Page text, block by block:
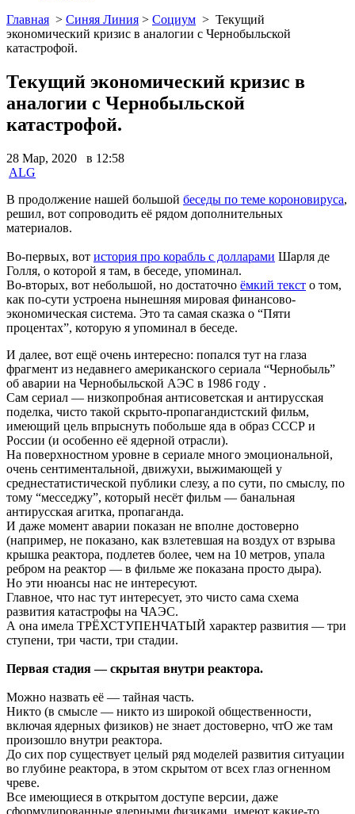
Главная > Синяя Линия > Социум > Текущий
экономический кризис в аналогии с Чернобыльской
катастрофой.
Текущий экономический кризис в
аналогии с Чернобыльской
катастрофой.
28 Мар, 2020 в 12:58
ALG
В продолжение нашей большой беседы по теме короновируса,
решил, вот сопроводить её рядом дополнительных
материалов.
Во-первых, вот история про корабль с долларами Шарля де
Голля, о которой я там, в беседе, упоминал.
Во-вторых, вот небольшой, но достаточно ёмкий текст о том,
как по-сути устроена нынешняя мировая финансово-
экономическая система. Это та самая сказка о “Пяти
процентах”, которую я упоминал в беседе.
И далее, вот ещё очень интересно: попался тут на глаза
фрагмент из недавнего американского сериала “Чернобыль”
об аварии на Чернобыльской АЭС в 1986 году .
Сам сериал — низкопробная антисоветская и антирусская
поделка, чисто такой скрыто-пропагандистский фильм,
имеющий цель впрыснуть побольше яда в образ СССР и
России (и особенно её ядерной отрасли).
На поверхностном уровне в сериале много эмоциональной,
очень сентиментальной, движухи, выжимающей у
среднестатистической публики слезу, а по сути, по смыслу, по
тому “месседжу”, который несёт фильм — банальная
антирусская агитка, пропаганда.
И даже момент аварии показан не вполне достоверно
(например, не показано, как взлетевшая на воздух от взрыва
крышка реактора, подлетев более, чем на 10 метров, упала
ребром на реактор — в фильме же показана просто дыра).
Но эти нюансы нас не интересуют.
Главное, что нас тут интересует, это чисто сама схема
развития катастрофы на ЧАЭС.
А она имела ТРЁХСТУПЕНЧАТЫЙ характер развития — три
ступени, три части, три стадии.
Первая стадия — скрытая внутри реактора.
Можно назвать её — тайная часть.
Никто (в смысле — никто из широкой общественности,
включая ядерных физиков) не знает достоверно, чтО же там
произошло внутри реактора.
До сих пор существует целый ряд моделей развития ситуации
во глубине реактора, в этом скрытом от всех глаз огненном
чреве.
Все имеющиеся в открытом доступе версии, даже
сформулированные ядерными физиками, имеют какие-то